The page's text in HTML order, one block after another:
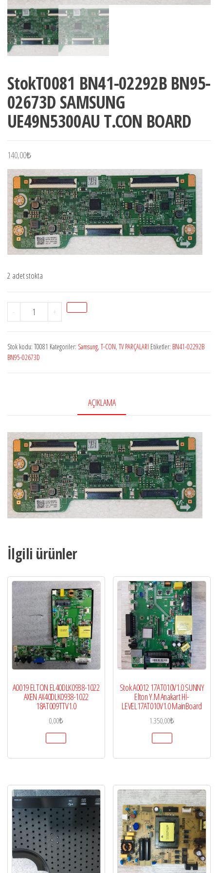
StokT0081 BN41-02292B BN95-
02673D SAMSUNG
UE49N5300AU T.CON BOARD
140,00₺
2 adet stokta
-
StokT0081
BN41-
BN95-
02673D
adet
+
Stok kodu: T0081 Kategoriler: Samsung, T-CON, TV PARÇALARI Etiketler: BN41-02292B
BN95-02673D
AÇIKLAMA
İlgili ürünler
A0019 ELTON EL40DLK0938-1022
AXEN AX40DLK0938-1022
18AT009TTV1.0
0,00₺
Stok A0012 17AT010V1.0 SUNNY
Elton Y.M Anakart Hİ-
LEVEL17AT010V1.0 MainBoard
1.350,00₺